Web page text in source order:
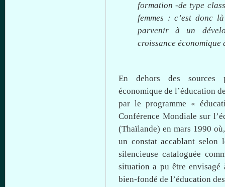
formation -de type
femmes :c’est donc là
parvenir
à un
croissance économique
Endehors des sources
économique del’éducation
par le programme «
Conférence Mondiale sur
(Thaïlande) en mars 1990où
un constat accablant selon
silencieuse cataloguée
situation a pu être envisagé
bien-fondé de l’éducation